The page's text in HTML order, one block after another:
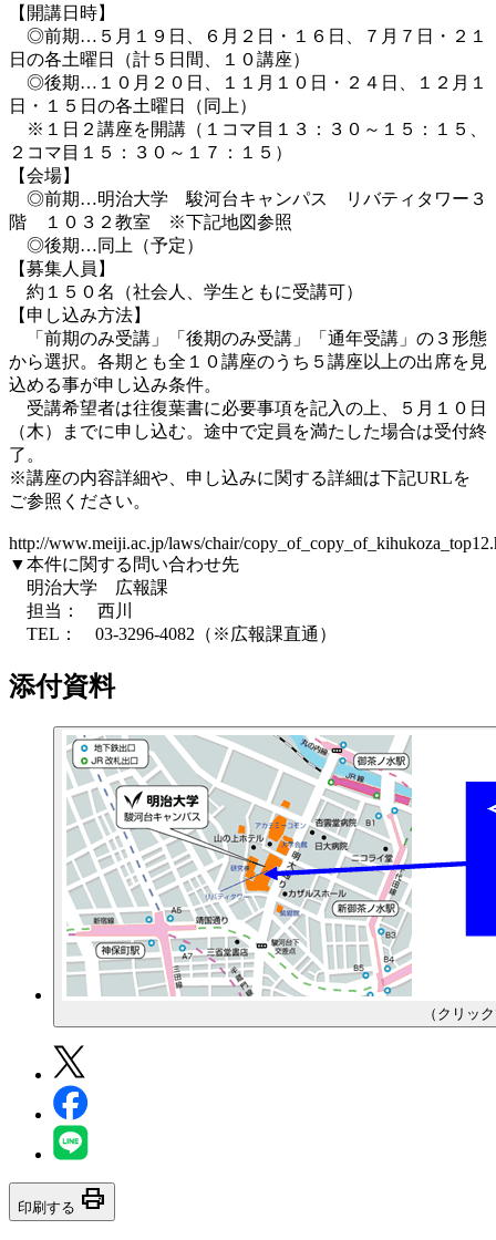
【開講日時】
◎前期…５月１９日、６月２日・１６日、７月７日・２１
日の各土曜日（計５日間、１０講座）
◎後期…１０月２０日、１１月１０日・２４日、１２月１
日・１５日の各土曜日（同上）
※１日２講座を開講（１コマ目１３：３０～１５：１５、
２コマ目１５：３０～１７：１５）
【会場】
◎前期…明治大学 駿河台キャンパス リバティタワー３
階 １０３２教室 ※下記地図参照
◎後期…同上（予定）
【募集人員】
約１５０名（社会人、学生ともに受講可）
【申し込み方法】
「前期のみ受講」「後期のみ受講」「通年受講」の３形態
から選択。各期とも全１０講座のうち５講座以上の出席を見
込める事が申し込み条件。
受講希望者は往復葉書に必要事項を記入の上、５月１０日
（木）までに申し込む。途中で定員を満たした場合は受付終
了。
※講座の内容詳細や、申し込みに関する詳細は下記URLを
ご参照ください。
http://www.meiji.ac.jp/laws/chair/
▼本件に関する問い合わせ先
明治大学 広報課
担当： 西川
TEL： 03-3296-4082（※広報課直通）
添付資料
（クリッ
印刷する print